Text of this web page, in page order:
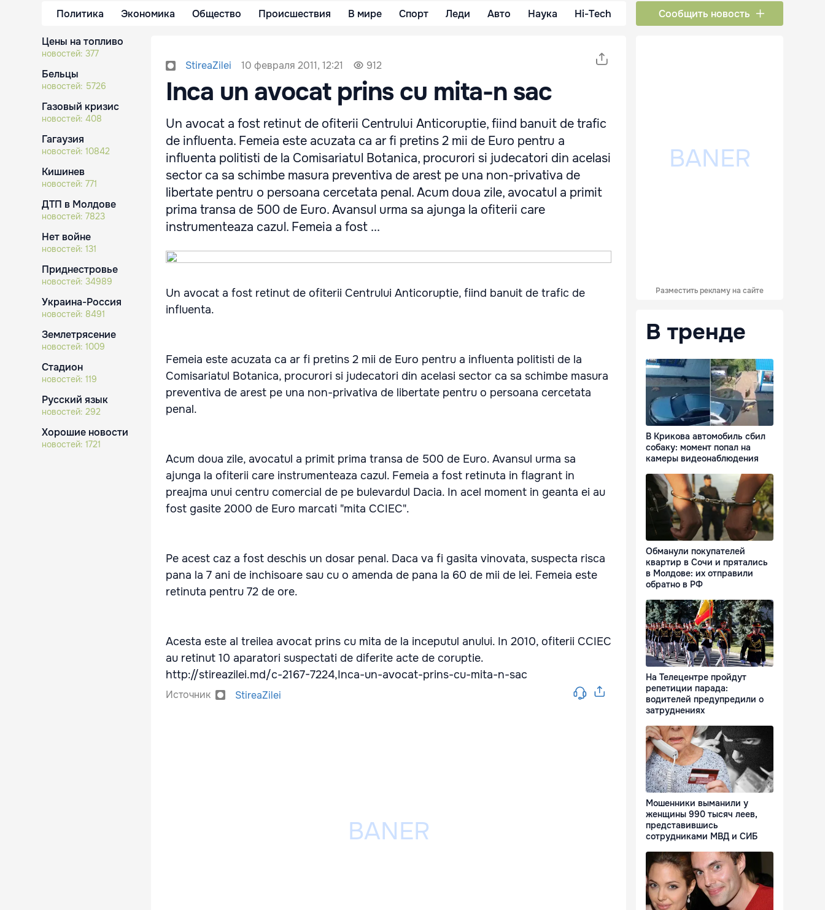
Политика Экономика Общество Происшествия В мире Спорт Леди Авто Наука Hi-Tech Сообщить новость
Цены на топливо
новостей: 377
Бельцы
новостей: 5726
Газовый кризис
новостей: 408
Гагаузия
новостей: 10842
Кишинев
новостей: 771
ДТП в Молдове
новостей: 7823
Нет войне
новостей: 131
Приднестровье
новостей: 34989
Украина-Россия
новостей: 8491
Землетрясение
новостей: 1009
Стадион
новостей: 119
Русский язык
новостей: 292
Хорошие новости
новостей: 1721
StireaZilei 10 февраля 2011, 12:21 912
Inca un avocat prins cu mita-n sac
Un avocat a fost retinut de ofiterii Centrului Anticoruptie, fiind banuit de trafic
de influenta. Femeia este acuzata ca ar fi pretins 2 mii de Euro pentru a
influenta politisti de la Comisariatul Botanica, procurori si judecatori din acelasi
sector ca sa schimbe masura preventiva de arest pe una non-privativa de
libertate pentru o persoana cercetata penal. Acum doua zile, avocatul a primit
prima transa de 500 de Euro. Avansul urma sa ajunga la ofiterii care
instrumenteaza cazul. Femeia a fost ...
Un avocat a fost retinut de ofiterii Centrului Anticoruptie, fiind banuit de trafic de
influenta.
Femeia este acuzata ca ar fi pretins 2 mii de Euro pentru a influenta politisti de la
Comisariatul Botanica, procurori si judecatori din acelasi sector ca sa schimbe masura
preventiva de arest pe una non-privativa de libertate pentru o persoana cercetata
penal.
Acum doua zile, avocatul a primit prima transa de 500 de Euro. Avansul urma sa
ajunga la ofiterii care instrumenteaza cazul. Femeia a fost retinuta in flagrant in
preajma unui centru comercial de pe bulevardul Dacia. In acel moment in geanta ei au
fost gasite 2000 de Euro marcati "mita CCIEC".
Pe acest caz a fost deschis un dosar penal. Daca va fi gasita vinovata, suspecta risca
pana la 7 ani de inchisoare sau cu o amenda de pana la 60 de mii de lei. Femeia este
retinuta pentru 72 de ore.
Acesta este al treilea avocat prins cu mita de la inceputul anului. In 2010, ofiterii CCIEC
au retinut 10 aparatori suspectati de diferite acte de coruptie.
http://stireazilei.md/c-2167-7224,Inca-un-avocat-prins-cu-mita-n-sac
Источник StireaZilei
Разместить рекламу на сайте
В тренде
В Крикова автомобиль сбил
собаку: момент попал на
камеры видеонаблюдения
Обманули покупателей
квартир в Сочи и прятались
в Молдове: их отправили
обратно в РФ
На Телецентре пройдут
репетиции парада:
водителей предупредили о
затруднениях
Мошенники выманили у
женщины 990 тысяч леев,
представившись
сотрудниками МВД и СИБ